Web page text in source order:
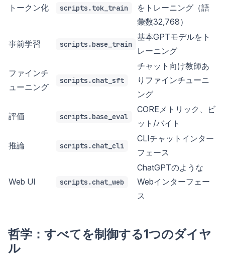
トークン化 scripts.tok_train
をトレーニング（語
彙数32,768）
事前学習 scripts.base_train
基本GPTモデルをト
レーニング
ファインチ
ューニング
scripts.chat_sft
チャット向け教師あ
りファインチューニ
ング
評価 scripts.base_eval
COREメトリック、ビ
ット/バイト
推論 scripts.chat_cli
CLIチャットインター
フェース
Web UI scripts.chat_web
ChatGPTのような
Webインターフェー
ス
哲学：すべてを制御する1つのダイヤ
ル